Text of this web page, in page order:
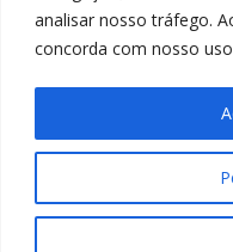
analisar nosso tráfego.
concorda com nosso
FIQUE CONECTADO
Todos os direitos